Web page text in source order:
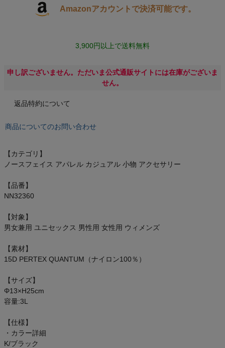
インフィット INFIT
サックス SAXX
オン On
お気に入り
ご利用ガイド
クーポン一覧
商品レビュー
プロテイン・サプリメントまとめ買い
Amazonアカウントで決済可能です。
3,900円以上で送料無料
申し訳ございません。ただいま公式通販サイトには在庫がございま
せん。
返品特約について
商品についてのお問い合わせ
【カテゴリ】
ノースフェイス アパレル カジュアル 小物 アクセサリー
【品番】
NN32360
【対象】
男女兼用 ユニセックス 男性用 女性用 ウィメンズ
【素材】
15D PERTEX QUANTUM（ナイロン100％）
【サイズ】
Φ13×H25cm
容量:3L
【仕様】
・カラー詳細
K/ブラック